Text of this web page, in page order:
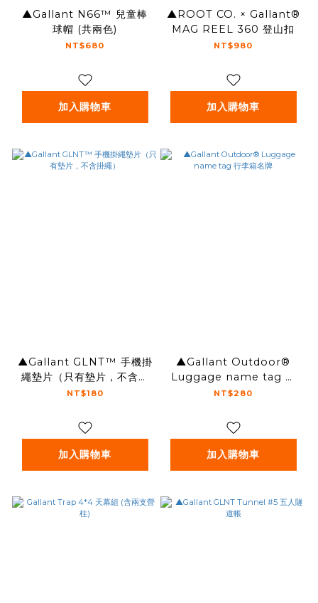
▲Gallant N66™ 兒童棒
球帽 (共兩色)
NT$680
加入購物車
▲ROOT CO. × Gallant®️
MAG REEL 360 登山扣
NT$980
加入購物車
▲Gallant GLNT™ 手機掛
繩墊片（只有墊片，不含掛
繩）
NT$180
加入購物車
▲Gallant Outdoor®️
Luggage name tag 行
李箱名牌
NT$280
加入購物車